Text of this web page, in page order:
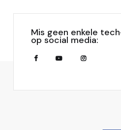
Mis geen enkele
op social media: